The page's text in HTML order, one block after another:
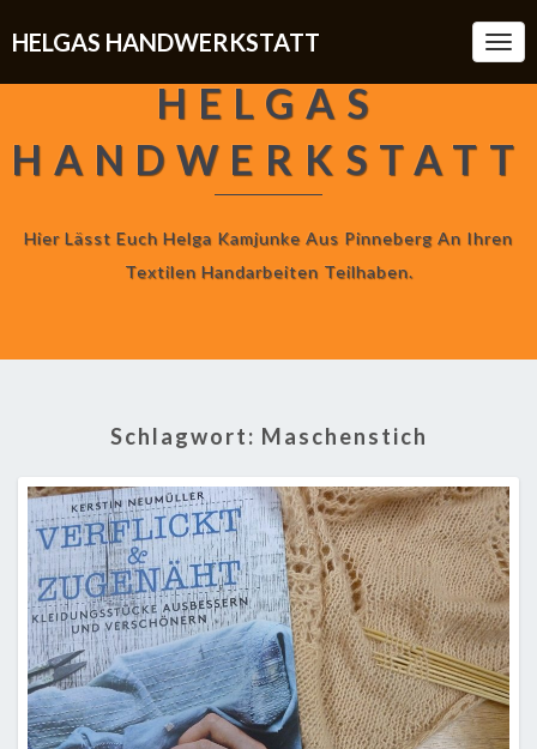
HELGAS HANDWERKSTATT
HELGAS
HANDWERKSTATT
Hier Lässt Euch Helga Kamjunke Aus Pinneberg An Ihren
Textilen Handarbeiten Teilhaben.
Schlagwort: Maschenstich